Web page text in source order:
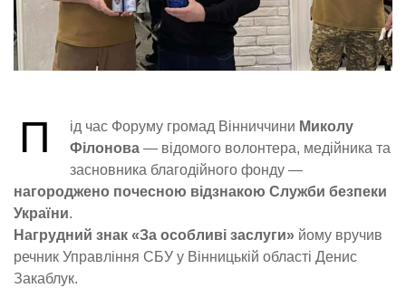
П ід час Форуму громад Вінниччини Миколу
Філонова — відомого волонтера, медійника та
засновника благодійного фонду —
нагороджено почесною відзнакою Служби безпеки
України.
Нагрудний знак «За особливі заслуги» йому вручив
речник Управління СБУ у Вінницькій області Денис
Закаблук.